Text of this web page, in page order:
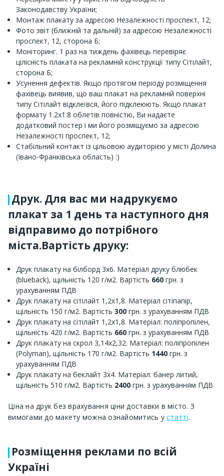
Законодавству України;
Монтаж плакату за адресою Незалежності проспект, 12;
Фото звіт (ближній та дальній) за адресою Незалежності
проспект, 12, сторона Б;
Моніторинг. 1 раз на тиждень фахівець перевіряє
цілісність плаката на рекламній конструкції типу Сітілайт,
сторона Б;
Усунення дефектів. Якщо протягом періоду розміщення
фахівець виявив, що ваш плакат на рекламній поверхні
типу Сітілайт відклеївся, його підклеюють. Якщо плакат
формату 1.2х1.8 облетів повністю, Ви надаєте
додатковий постер і ми його розміщуємо за адресою
Незалежності проспект, 12;
Стабільний контакт із цільовою аудиторією у місті Долина
(Івано-Франківська область) :)
Друк. Для вас ми надрукуємо
плакат за 1 день та наступного дня
відправимо до потрібного
міста.Вартість друку:
Друк плакату на білборд 3х6. Матеріал друку блюбек
(blueback), щільність 120 г/м2. Вартість 660 грн. з
урахуванням ПДВ
Друк плакату на сітілайт 1,2х1,8. Матеріал сітіпапір,
щільність 150 г/м2. Вартість 300 грн. з урахуванням ПДВ
Друк плакату на сітілайт 1,2х1,8. Матеріал: поліпропілен,
щільність 420 г/м2. Вартість 660 грн. з урахуванням ПДВ
Друк плакату на скрол 3,14х2,32. Матеріал: поліпропілен
(Polyman), щільність 170 г/м2. Вартість 1440 грн. з
урахуванням ПДВ
Друк плакату на беклайт 3х4. Матеріал: банер литий,
щільність 510 г/м2. Вартість 2400 грн. з урахуванням ПДВ
Ціна на друк без врахування ціни доставки в місто. З
вимогами до макету можна ознайомитись у статті.
Розміщення реклами по всій
Україні